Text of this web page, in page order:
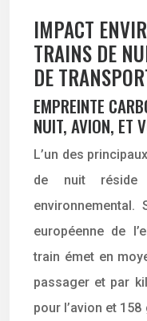
IMPACT
TRAINS DE
DE
EMPREINTE
NUIT, AVION, ET
L’un des
de nuit réside
environnemental.
européenne de
train émet en
passager et par
pour l’avion et